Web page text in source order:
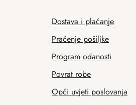
Dostava i plaćanje
Praćenje pošiljke
Program odanosti
Povrat robe
Opći uvjeti poslovanja